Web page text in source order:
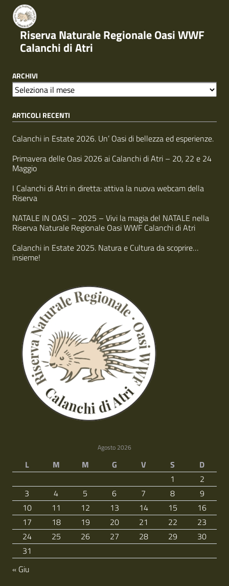
Riserva Naturale Regionale Oasi WWF
Calanchi di Atri
ARCHIVI
A
c
i
v
i
ARTICOLI RECENTI
Calanchi in Estate 2026. Un’ Oasi di bellezza ed esperienze.
Primavera delle Oasi 2026 ai Calanchi di Atri – 20, 22 e 24
Maggio
I Calanchi di Atri in diretta: attiva la nuova webcam della
Riserva
NATALE IN OASI – 2025 – Vivi la magia del NATALE nella
Riserva Naturale Regionale Oasi WWF Calanchi di Atri
Calanchi in Estate 2025. Natura e Cultura da scoprire…
insieme!
Agosto 2026
L M M G V S
D
1
2
3
4 5 6 7 8
9
10
11 12 13 14 15
16
17
18 19 20 21 22
23
24
25 26 27 28 29
30
31
« Giu